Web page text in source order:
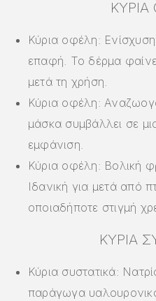
Κύρια οφέλη:
επαφή. Το δέρμα
μετά τη χρήση.
Κύρια οφέλη:
μάσκα συμβάλλει σε
εμφάνιση.
Κύρια οφέλη: Βολική
Ιδανική για μετά από
οποιαδήποτε στιγμή
ΚΎΡΙΑ
Κύρια συστατικά:
παράγωγα